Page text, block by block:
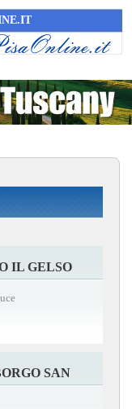
IL GELSO
SAN